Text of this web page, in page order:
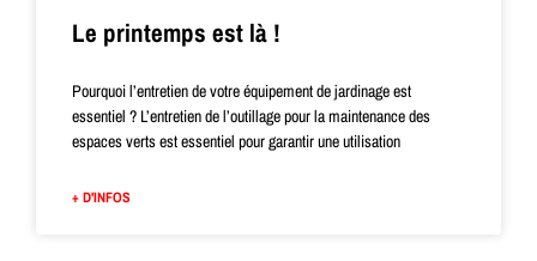
Le printemps est là !
Pourquoi l’entretien de votre équipement de jardinage est
essentiel ? L’entretien de l’outillage pour la maintenance des
espaces verts est essentiel pour garantir une utilisation
+ D'INFOS